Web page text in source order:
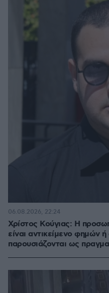
Χρίστος Κούγιας: Η
είναι αντικείμενο φημών
παρουσιάζονται ως
06.08.2026, 22:24